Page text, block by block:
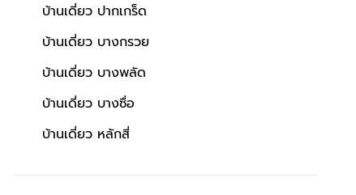
บ้านเดี่ยว ปากเกร็ด
บ้านเดี่ยว บางกรวย
บ้านเดี่ยว บางพลัด
บ้านเดี่ยว บางซื่อ
บ้านเดี่ยว หลักสี่